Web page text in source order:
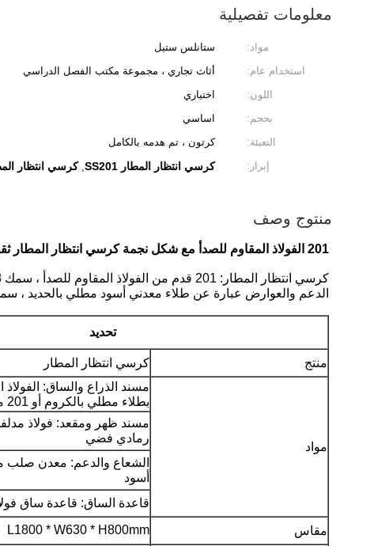
معلومات تفصيلية
مواد: ستانلس ستيل
استخدام عام:
أثاث تجاري ، مجموعة مكتب الفصل الدراسي
اللون:
اختياري
بحجم:
اساسي
التعبئة:
كرتون ، تم هدمه بالكامل
إبراز:
كرسي انتظار المطار SS201 ,كرسي انتظار
منتوج وصف
201 الفولاذ المقاوم للصدأ مع شكل نجمة كرسي انتظار المطار ثقوب
الدعم والعوارض عبارة عن طلاء معدني أسود مطلي بالحديد ، سمك 1.8 مللي متر.قاعدة ضبط من الفولاذ المقاوم
تحديد
منتج كرسي انتظار المطار
مواد
مسند الذراع والساق: الفولاذ
بطلاء مطلي بالكروم أو 201 من الفولاذ المقاوم للصدأ
مسند ظهر ومقعد: فولاذ
رمادي فضي
الشعاع والدعم: معدن صلب
أسود
قاعدة الساق: قاعدة ساق
مقاس L1800 * W630 * H800mm